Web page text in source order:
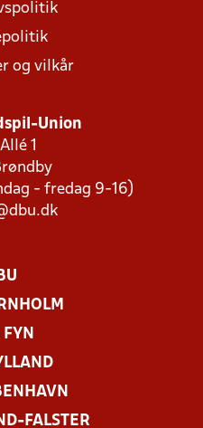
og vilkår
Union
1
- fredag 9-16)
FYN
FALSTER